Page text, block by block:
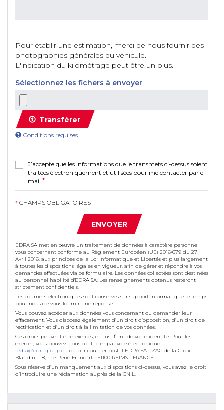
Pour établir une estimation, merci de nous fournir des
photographies générales du véhicule.
L'indication du kilométrage peut être un plus.
Sélectionnez les fichers à envoyer
Transférer
Conditions requises
J’accepte que les informations que je transmets ci-dessus soient
traitées électroniquement et utilisées pour me contacter par e-
mail.
* CHAMPS OBLIGATOIRES
ENVOYER
EDRA SA met en œuvre un traitement de données à caractère personnel
vous concernant conforme au Règlement Européen (UE) 2016/679 du 27
Avril 2016, aux principes de la Loi Informatique et Libertés et plus largement
à toutes les dispositions légales en vigueur, afin de gérer et répondre à vos
demandes effectuées via ce formulaire. Les données collectées sont destinées
au personnel habilité d'EDRA SA. Les renseignements obtenus resteront
strictement confidentiels.
Les courriers électroniques sont conservés sur support informatique le temps
pour nous de vous fournir une réponse.
Vous pouvez accéder aux données vous concernant ou demander leur
effacement. Vous disposez également d’un droit d’opposition, d’un droit de
rectification et d’un droit à la limitation de vos données.
Ces droits peuvent être exercés, en justifiant de votre identité. Pour les
exercer, vous pouvez nous contacter par voie électronique :
edra@edragroup.eu ou par courrier postal EDRA SA - ZAC de la Croix
Blandin - 8, rue René Francart - 51100 REIMS - FRANCE
Sous réserve d’un manquement aux dispositions ci-dessus, vous avez le droit
d’introduire une réclamation auprès de la CNIL.